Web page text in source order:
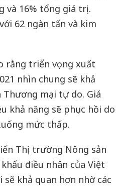
và 16% tổng giá trị.
62 ngàn tấn và kim
rằng triển vọng xuất
nhìn chung sẽ khả
Thương mại tự do. Giá
khả năng sẽ phục hồi do
mức thấp.
Thị trường Nông sản
điều nhân của Việt
khả quan hơn nhờ các